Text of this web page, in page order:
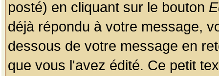
posté) en cliquant sur le bouton
déjà répondu à votre message,
dessous de votre message en
que vous l'avez édité. Ce petit